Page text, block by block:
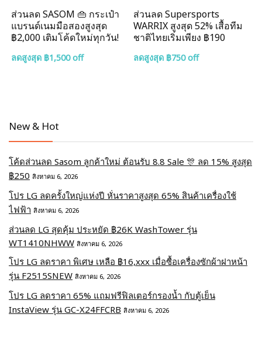
ส่วนลด SASOM 👜 กระเป๋า
แบรนด์เนมมือสองสูงสุด
฿2,000 เติมโค้ดใหม่ทุกวัน!
ลดสูงสุด ฿1,500 off
ส่วนลด Supersports
WARRIX สูงสุด 52% เสื้อทีม
ชาติไทยเริ่มเพียง ฿190
ลดสูงสุด ฿750 off
New & Hot
โค้ดส่วนลด Sasom ลูกค้าใหม่ ต้อนรับ 8.8 Sale 🎊 ลด 15% สูงสุด
฿250 สิงหาคม 6, 2026
โปร LG ลดครั้งใหญ่แห่งปี หั่นราคาสูงสุด 65% สินค้าเครื่องใช้
ไฟฟ้า สิงหาคม 6, 2026
ส่วนลด LG สุดคุ้ม ประหยัด ฿26K WashTower รุ่น
WT1410NHWW สิงหาคม 6, 2026
โปร LG ลดราคา พิเศษ เหลือ ฿16,xxx เมื่อซื้อเครื่องซักผ้าฝาหน้า
รุ่น F2515SNEW สิงหาคม 6, 2026
โปร LG ลดราคา 65% แถมฟรีฟิลเตอร์กรองน้ำ กับตู้เย็น
InstaView รุ่น GC-X24FFCRB สิงหาคม 6, 2026